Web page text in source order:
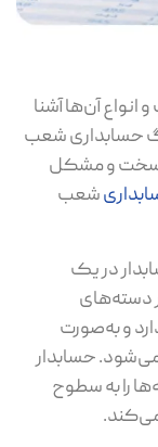
آن‌ها آشنا
حسابداری شعب
سخت و مشکل
شعب
در یک
دسته‌های
و به‌صورت
حسابدار
را به سطوح